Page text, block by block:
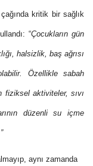
kritik bir sağlık
“Çocukların gün
halsizlik, baş ağrısı
Özellikle sabah
aktiviteler, sıvı
düzenli su içme
aynı zamanda